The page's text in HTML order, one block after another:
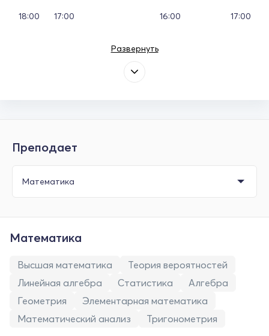
18:00 17:00 16:00 17:00
Развернуть
Преподает
Математика
Высшая математика
Теория вероятностей
Линейная алгебра
Статистика
Алгебра
Геометрия
Элементарная математика
Математический анализ
Тригонометрия